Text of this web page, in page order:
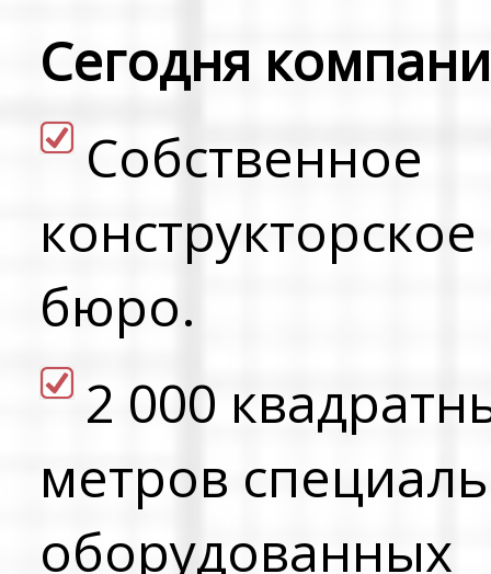
Сегодня
Cобственное
конструкторское
бюро.
2 000
метров
оборудованных